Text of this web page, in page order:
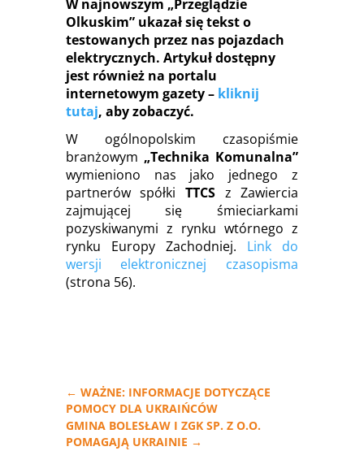
W najnowszym „Przeglądzie
Olkuskim” ukazał się tekst o
testowanych przez nas pojazdach
elektrycznych. Artykuł dostępny
jest również na portalu
internetowym gazety – kliknij
tutaj, aby zobaczyć.
W ogólnopolskim czasopiśmie
branżowym „Technika Komunalna”
wymieniono nas jako jednego z
partnerów spółki TTCS z Zawiercia
zajmującej się śmieciarkami
pozyskiwanymi z rynku wtórnego z
rynku Europy Zachodniej. Link do
wersji elektronicznej czasopisma
(strona 56).
← WAŻNE: INFORMACJE DOTYCZĄCE
POMOCY DLA UKRAIŃCÓW
GMINA BOLESŁAW I ZGK SP. Z O.O.
POMAGAJĄ UKRAINIE →